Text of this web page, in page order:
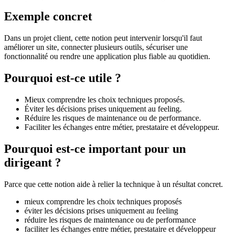
Exemple concret
Dans un projet client, cette notion peut intervenir lorsqu'il faut
améliorer un site, connecter plusieurs outils, sécuriser une
fonctionnalité ou rendre une application plus fiable au quotidien.
Pourquoi est-ce utile ?
Mieux comprendre les choix techniques proposés.
Éviter les décisions prises uniquement au feeling.
Réduire les risques de maintenance ou de performance.
Faciliter les échanges entre métier, prestataire et développeur.
Pourquoi est-ce important pour un
dirigeant ?
Parce que cette notion aide à relier la technique à un résultat concret.
mieux comprendre les choix techniques proposés
éviter les décisions prises uniquement au feeling
réduire les risques de maintenance ou de performance
faciliter les échanges entre métier, prestataire et développeur